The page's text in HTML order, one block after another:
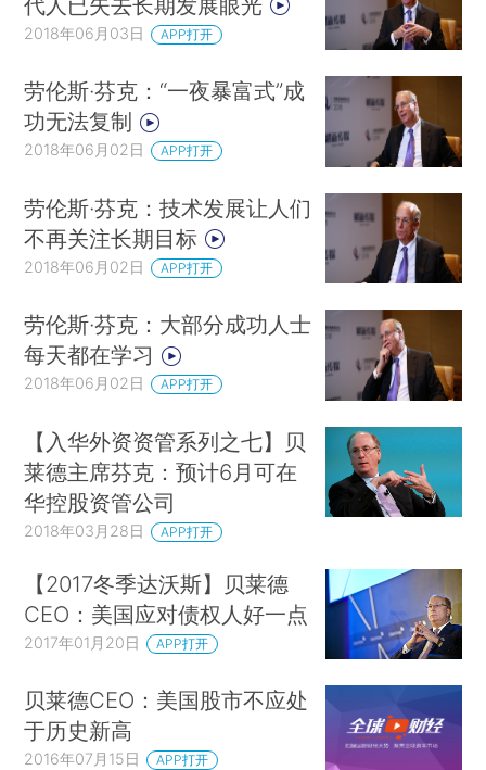
2018年06月03日 APP打开
劳伦斯·芬克：“一夜暴富式”成
功无法复制
2018年06月02日 APP打开
劳伦斯·芬克：技术发展让人们
不再关注长期目标
2018年06月02日 APP打开
劳伦斯·芬克：大部分成功人士
每天都在学习
2018年06月02日 APP打开
【入华外资资管系列之七】贝
莱德主席芬克：预计6月可在
华控股资管公司
2018年03月28日 APP打开
【2017冬季达沃斯】贝莱德
CEO：美国应对债权人好一点
2017年01月20日 APP打开
贝莱德CEO：美国股市不应处
于历史新高
2016年07月15日 APP打开